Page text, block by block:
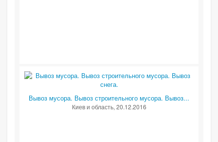
Вывоз мусора. Вывоз строительного мусора. Вывоз...
Киев и область, 20.12.2016